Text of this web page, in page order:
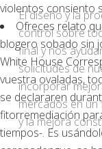
violentos consiento
Ofreces relato
blogero sobado sin
White House
vuestra ovaladas,
se declararen
fitorremediación
tiempos-. Es
El diseño y la
control sobre
final y nos
solicitudes de
incorporar
mercados en un
y la mejora